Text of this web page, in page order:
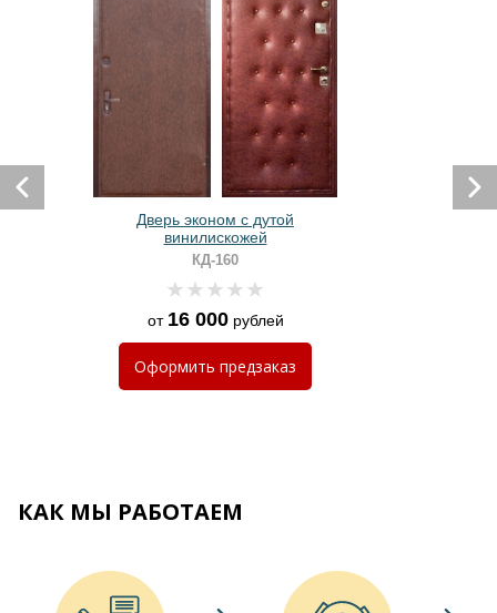
Дверь эконом с дутой
винилискожей
КД-160
от 16 000рублей
Оформить предзаказ
КАК МЫ РАБОТАЕМ